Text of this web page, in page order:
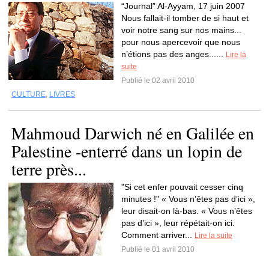
“Journal” Al-Ayyam, 17 juin 2007
Nous fallait-il tomber de si haut et
voir notre sang sur nos mains...
pour nous apercevoir que nous
n’étions pas des anges......
Lire la
suite
Publié le 02 avril 2010
CULTURE, LIVRES
Mahmoud Darwich né en Galilée en
Palestine -enterré dans un lopin de
terre près...
"Si cet enfer pouvait cesser cinq
minutes !" « Vous n’êtes pas d’ici »,
leur disait-on là-bas. « Vous n’êtes
pas d’ici », leur répétait-on ici.
Comment arriver...
Lire la suite
Publié le 01 avril 2010